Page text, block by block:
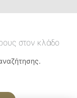
στον κλάδο